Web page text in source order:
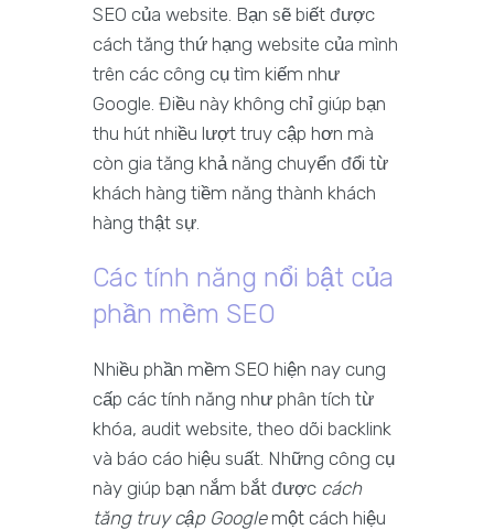
SEO của website. Bạn sẽ biết được
cách tăng thứ hạng website của mình
trên các công cụ tìm kiếm như
Google. Điều này không chỉ giúp bạn
thu hút nhiều lượt truy cập hơn mà
còn gia tăng khả năng chuyển đổi từ
khách hàng tiềm năng thành khách
hàng thật sự.
Các tính năng nổi bật của
phần mềm SEO
Nhiều phần mềm SEO hiện nay cung
cấp các tính năng như phân tích từ
khóa, audit website, theo dõi backlink
và báo cáo hiệu suất. Những công cụ
này giúp bạn nắm bắt được cách
tăng truy cập Googlemột cách hiệu